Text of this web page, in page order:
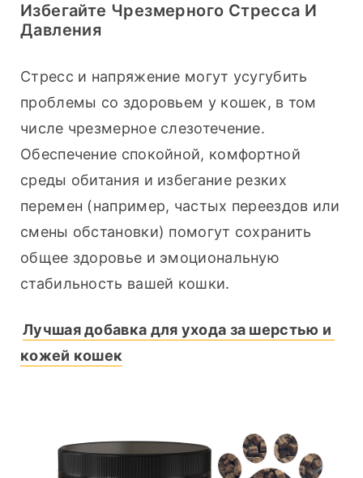
Избегайте Чрезмерного Стресса И
Давления
Стресс и напряжение могут усугубить
проблемы со здоровьем у кошек, в том
числе чрезмерное слезотечение.
Обеспечение спокойной, комфортной
среды обитания и избегание резких
перемен (например, частых переездов или
смены обстановки) помогут сохранить
общее здоровье и эмоциональную
стабильность вашей кошки.
Лучшая добавка для ухода за шерстью и
кожей кошек